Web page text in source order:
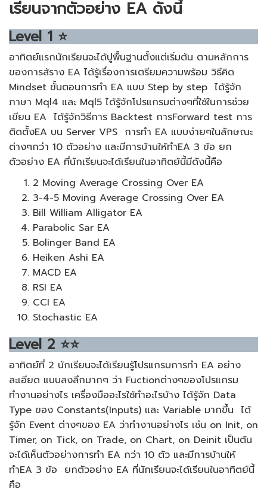
เรียนจากตัวอย่าง EA ดังนี้
Level 1 ⭐
อาทิตย์แรกนักเรียนจะได้ปูพื้นฐานตั้งแต่เริ่มต้น ตามหลักการ
ของการส้ราง EA ได้รู้เรื่องการเตรียมความพร้อม วิธีคิด
Mindset ขั้นตอนการทำ EA แบบ Step by step ได้รู้จัก
ภาษา Mql4 และ Mql5 ได้รู้จักโปรแกรมต่างๆที่ใช้ในการช่วย
เขียน EA ได้รู้จักวิธีการ Backtest การForward test การ
ติดตั้งEA บน Server VPS การทำ EA แบบง่ายๆในลักษณะ
ต่างๆกว่า 10 ตัวอย่าง และมีการบ้านให้ทำEA 3 ข้อ ยก
ตัวอย่าง EA ที่นักเรียนจะได้เรียนในอาทิตย์นี้มีดังนี้คือ
2 Moving Average Crossing Over EA
3-4-5 Moving Average Crossing Over EA
Bill William Alligator EA
Parabolic Sar EA
Bolinger Band EA
Heiken Ashi EA
MACD EA
RSI EA
CCI EA
Stochastic EA
Level 2 ⭐⭐
อาทิตย์ที่ 2 นักเรียนจะได้เรียนรู้โปรแกรมการทำ EA อย่าง
ละเอียด แบบลงลึกมากๆ ว่า Fuctionต่างๆของโปรแกรม
ทำงานอย่างไร เครื่องมืออะไรใช้ทำอะไรบ้าง ได้รู้จัก Data
Type ของ Constants(Inputs) และ Variable มากขึ้น ได้
รู้จัก Event ต่างๆของ EA ว่าทำงานอย่างไร เช่น on Init, on
Timer, on Tick, on Trade, on Chart, on Deinit เป็นต้น
จะได้เห็นตัวอย่างการทำ EA กว่า 10 ตัว และมีการบ้านให้
ทำEA 3 ข้อ ยกตัวอย่าง EA ที่นักเรียนจะได้เรียนในอาทิตย์นี้
คือ